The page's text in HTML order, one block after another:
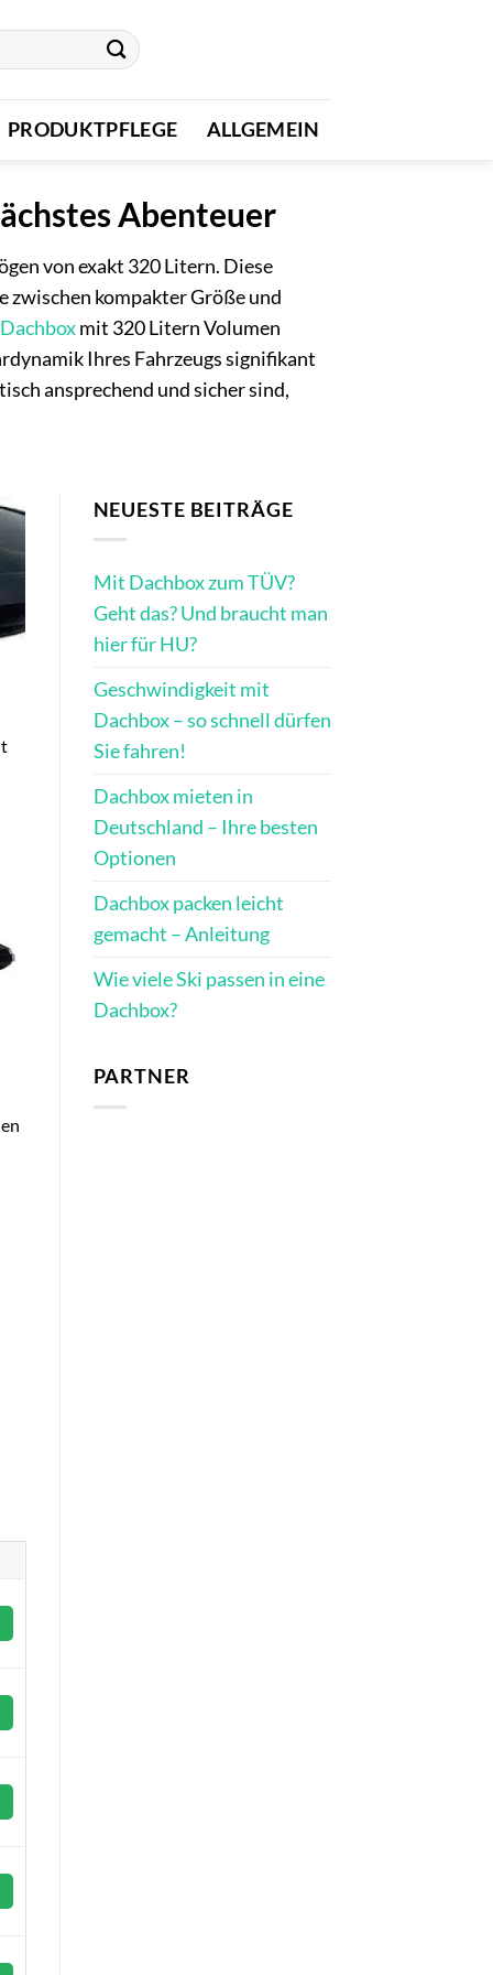
PRODUKTPFLEGE ALLGEMEIN
Abenteuer
von exakt 320 Litern. Diese
zwischen kompakter Größe und
Dachboxmit 320 Litern Volumen
Ihres Fahrzeugs signifikant
ansprechend und sicher sind,
NEUESTE BEITRÄGE
Mit Dachbox zum TÜV?
Geht das? Und braucht man
hier für HU?
Geschwindigkeit mit
Dachbox – so schnell dürfen
Sie fahren!
Dachbox mieten in
Deutschland – Ihre besten
Optionen
Dachbox packen leicht
gemacht – Anleitung
Wie viele Ski passen in eine
Dachbox?
PARTNER